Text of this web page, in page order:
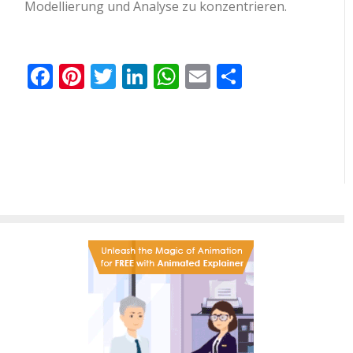
Modellierung und Analyse zu konzentrieren.
Facebook
Pinterest
Twitter
LinkedIn
WhatsApp
Email